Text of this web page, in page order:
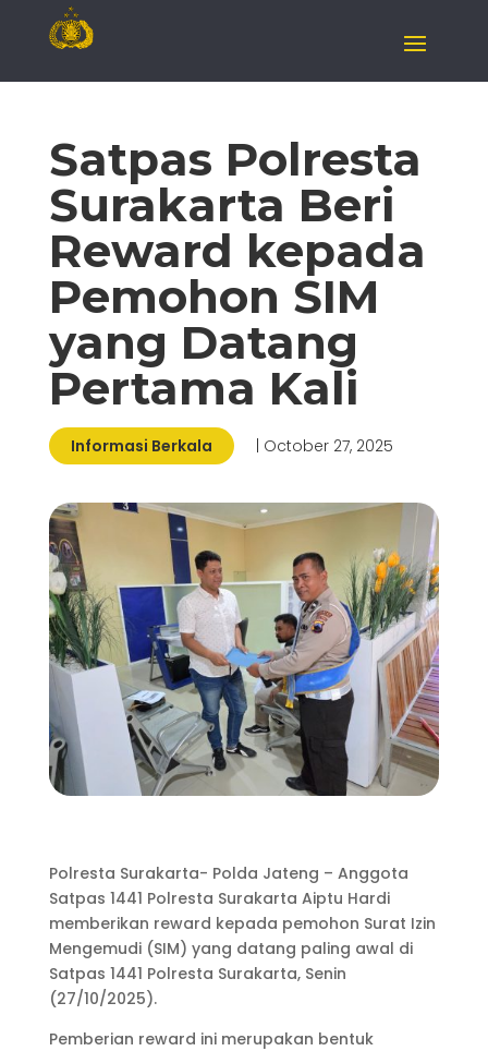
Satpas Polresta
Surakarta Beri
Reward kepada
Pemohon SIM
yang Datang
Pertama Kali
Informasi Berkala | October 27, 2025
Polresta Surakarta- Polda Jateng – Anggota
Satpas 1441 Polresta Surakarta Aiptu Hardi
memberikan reward kepada pemohon Surat Izin
Mengemudi (SIM) yang datang paling awal di
Satpas 1441 Polresta Surakarta, Senin
(27/10/2025).
Pemberian reward ini merupakan bentuk